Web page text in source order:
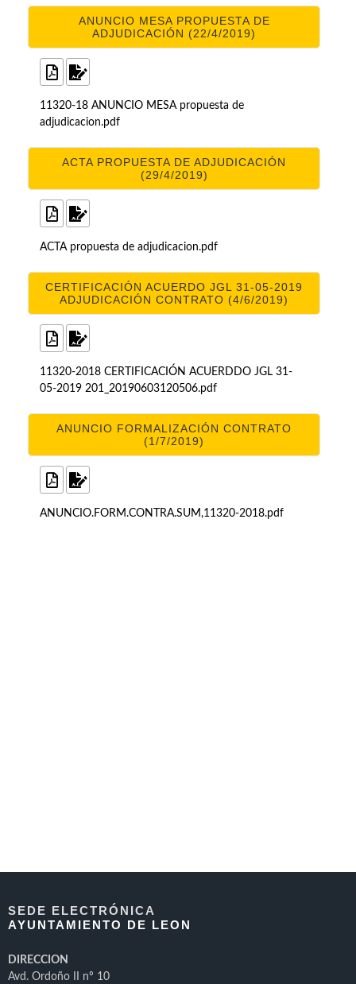
ANUNCIO MESA PROPUESTA DE
ADJUDICACIÓN (22/4/2019)
11320-18 ANUNCIO MESA propuesta de
adjudicacion.pdf
ACTA PROPUESTA DE ADJUDICACIÓN
(29/4/2019)
ACTA propuesta de adjudicacion.pdf
CERTIFICACIÓN ACUERDO JGL 31-05-2019
ADJUDICACIÓN CONTRATO (4/6/2019)
11320-2018 CERTIFICACIÓN ACUERDDO JGL 31-
05-2019 201_20190603120506.pdf
ANUNCIO FORMALIZACIÓN CONTRATO
(1/7/2019)
ANUNCIO.FORM.CONTRA.SUM,11320-2018.pdf
SEDE ELECTRÓNICA
AYUNTAMIENTO DE LEON
DIRECCION
Avd. Ordoño II nº 10